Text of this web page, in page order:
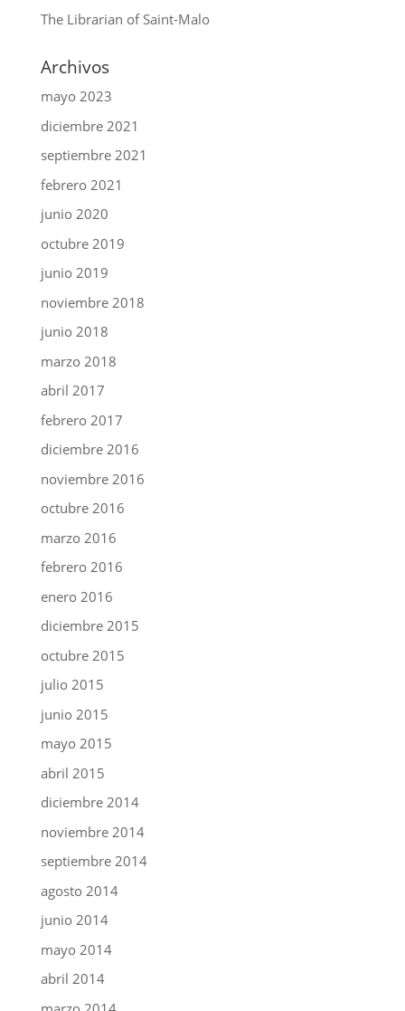
The Librarian of Saint-Malo
Archivos
mayo 2023
diciembre 2021
septiembre 2021
febrero 2021
junio 2020
octubre 2019
junio 2019
noviembre 2018
junio 2018
marzo 2018
abril 2017
febrero 2017
diciembre 2016
noviembre 2016
octubre 2016
marzo 2016
febrero 2016
enero 2016
diciembre 2015
octubre 2015
julio 2015
junio 2015
mayo 2015
abril 2015
diciembre 2014
noviembre 2014
septiembre 2014
agosto 2014
junio 2014
mayo 2014
abril 2014